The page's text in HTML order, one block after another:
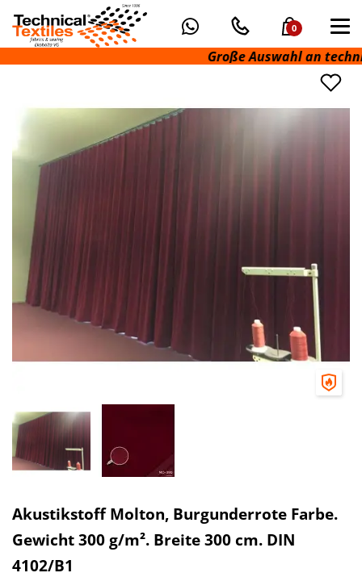
0
Große Auswahl an
Akustikstoff Molton, Burgunderrote Farbe.
Gewicht 300 g/m². Breite 300 cm. DIN
4102/B1